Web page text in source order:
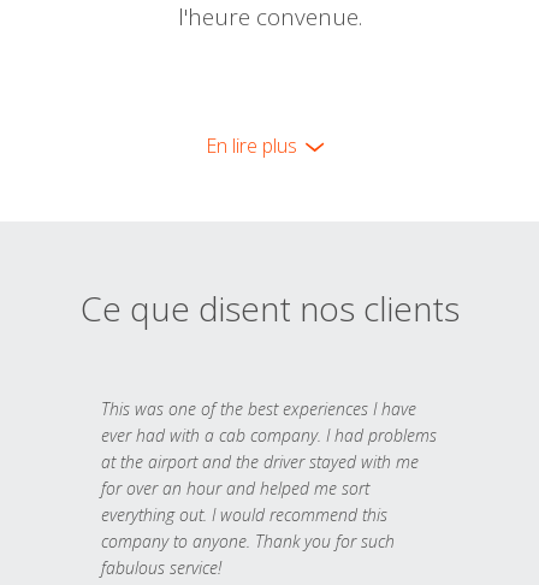
l'heure convenue.
En lire plus
Ce que disent nos clients
This was one of the best experiences I have
ever had with a cab company. I had problems
at the airport and the driver stayed with me
for over an hour and helped me sort
everything out. I would recommend this
company to anyone. Thank you for such
fabulous service!